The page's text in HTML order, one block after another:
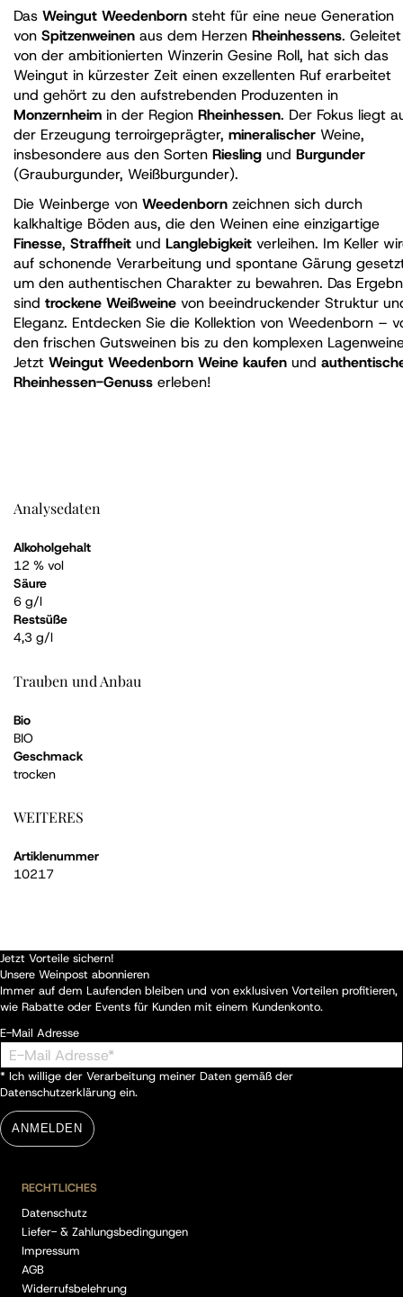
Das Weingut Weedenborn steht für eine neue Generation
von Spitzenweinen aus dem Herzen Rheinhessens. Geleitet
von der ambitionierten Winzerin Gesine Roll, hat sich das
Weingut in kürzester Zeit einen exzellenten Ruf erarbeitet
und gehört zu den aufstrebenden Produzenten in
Monzernheim in der Region Rheinhessen. Der Fokus liegt
der Erzeugung terroirgeprägter, mineralischer Weine,
insbesondere aus den Sorten Riesling und Burgunder
(Grauburgunder, Weißburgunder).
Die Weinberge von Weedenborn zeichnen sich durch
kalkhaltige Böden aus, die den Weinen eine einzigartige
Finesse, Straffheit und Langlebigkeit verleihen. Im Keller
auf schonende Verarbeitung und spontane Gärung
um den authentischen Charakter zu bewahren. Das
sind trockene Weißweine von beeindruckender Struktur
Eleganz. Entdecken Sie die Kollektion von Weedenborn –
den frischen Gutsweinen bis zu den komplexen
Jetzt Weingut Weedenborn Weine kaufen und
Rheinhessen-Genuss erleben!
Analysedaten
Alkoholgehalt
12 % vol
Säure
6 g/l
Restsüße
4,3 g/l
Trauben und Anbau
Bio
BIO
Geschmack
trocken
WEITERES
Artiklenummer
10217
Jetzt Vorteile sichern!
Unsere Weinpost abonnieren
Immer auf dem Laufenden bleiben und von exklusiven Vorteilen profitieren,
wie Rabatte oder Events für Kunden mit einem Kundenkonto.
E-Mail Adresse
* Ich willige der Verarbeitung meiner Daten gemäß der
Datenschutzerklärung ein.
ANMELDEN
RECHTLICHES
Datenschutz
Liefer- & Zahlungsbedingungen
Impressum
AGB
Widerrufsbelehrung